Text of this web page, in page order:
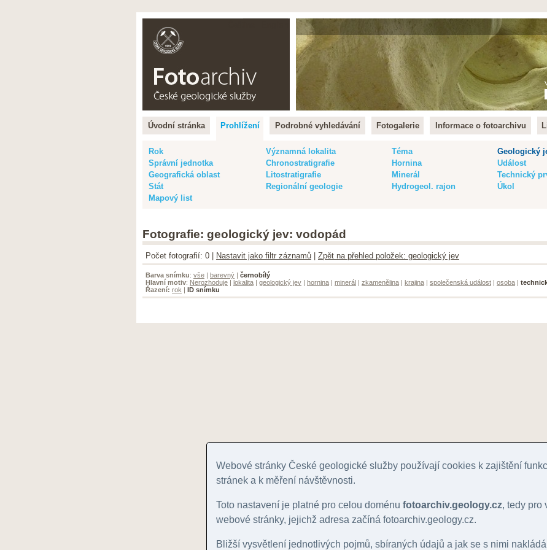
Úvodní stránka Prohlížení Podrobné vyhledávání Fotogalerie Informace o fotoarchivu
Rok Významná lokalita Téma Geologický
Správní jednotka
Chronostratigrafie Hornina Událost
Geografická oblast
Litostratigrafie Minerál Technický
Stát
Regionální geologie Hydrogeol. rajon Úkol
Mapový list
Fotografie: geologický jev: vodopád
Počet fotografií: 0 | Nastavit jako filtr záznamů Zpět na přehled položek: geologický jev
Barva snímku: vše | barevný | černobílý
Hlavní motiv: Nerozhoduje | lokalita | geologický jev | hornina | minerál | zkamenělina | krajina | společenská událost | osoba |
Řazení: rok | ID snímku
Webové stránky České geologické služby používají cookies k zajištění
stránek a k měření návštěvnosti.
Toto nastavení je platné pro celou doménu fotoarchiv.geology.cz, tedy pro
webové stránky, jejichž adresa začíná fotoarchiv.geology.cz.
Bližší vysvětlení jednotlivých pojmů, sbíraných údajů a jak se s nimi